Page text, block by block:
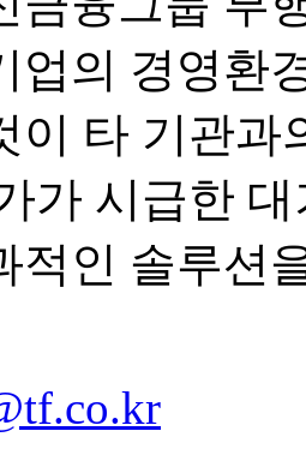
업의 경영환
이 타 기관과
가 시급한
적인 솔루션